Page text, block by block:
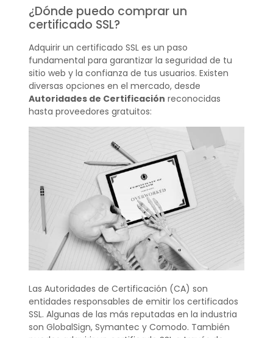
¿Dónde puedo comprar un
certificado SSL?
Adquirir un certificado SSL es un paso
fundamental para garantizar la seguridad de tu
sitio web y la confianza de tus usuarios. Existen
diversas opciones en el mercado, desde
Autoridades de Certificación reconocidas
hasta proveedores gratuitos:
Las Autoridades de Certificación (CA) son
entidades responsables de emitir los certificados
SSL. Algunas de las más reputadas en la industria
son GlobalSign, Symantec y Comodo. También